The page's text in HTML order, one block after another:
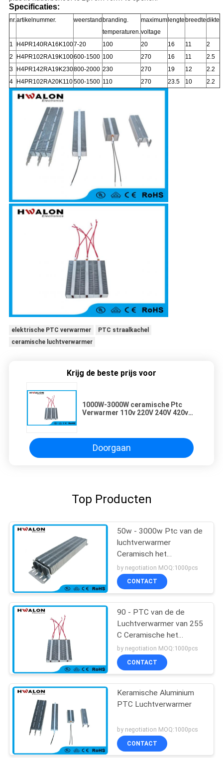
Specificaties:
nr.artikelnummer. weerstand branding.
temperaturen.
maximum
voltage
lengte breedtedikte
1 H4PR140RA16K1007-20 100 20 16 11
2
2
H4PR102RA19K100600-1500 100 270 16 11
2.5
3
H4PR142RA19K230800-2000 230 270 19 12
2.2
4
H4PR102RA20K110500-1500 110 270 23.5 10 2.2
elektrische PTC verwarmer
PTC straalkachel
ceramische luchtverwarmer
Krijg de beste prijs voor
1000W-3000W ceramische Ptc
Verwarmer 110v 220V 240V 420v
Doorgaan
Top Producten
50w - 3000w Ptc van de
luchtverwarmer
Ceramisch het
Verwarmen Element voor
de Ventilatorverwarmer
van de Handdroger
by negotiation MOQ:1000pcs
CONTACT
90 - PTC van de de
Luchtverwarmer van 255
C Ceramische het
Verwarmen
Elementenweerstand
voor Airconditioner
by negotiation MOQ:1000pcs
CONTACT
Keramische Aluminium
PTC Luchtverwarmer
by negotiation MOQ:1000pcs
CONTACT